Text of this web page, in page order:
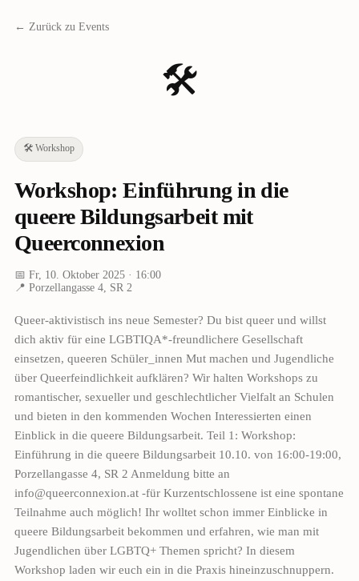
← Zurück zu Events
🛠️
🛠️ Workshop
Workshop: Einführung in die
queere Bildungsarbeit mit
Queerconnexion
📅 Fr, 10. Oktober 2025· 16:00
📍 Porzellangasse 4, SR 2
Queer-aktivistisch ins neue Semester? Du bist queer und willst
dich aktiv für eine LGBTIQA*-freundlichere Gesellschaft
einsetzen, queeren Schüler_innen Mut machen und Jugendliche
über Queerfeindlichkeit aufklären? Wir halten Workshops zu
romantischer, sexueller und geschlechtlicher Vielfalt an Schulen
und bieten in den kommenden Wochen Interessierten einen
Einblick in die queere Bildungsarbeit. Teil 1: Workshop:
Einführung in die queere Bildungsarbeit 10.10. von 16:00-19:00,
Porzellangasse 4, SR 2 Anmeldung bitte an
info@queerconnexion.at -für Kurzentschlossene ist eine spontane
Teilnahme auch möglich! Ihr wolltet schon immer Einblicke in
queere Bildungsarbeit bekommen und erfahren, wie man mit
Jugendlichen über LGBTQ+ Themen spricht? In diesem
Workshop laden wir euch ein in die Praxis hineinzuschnuppern.